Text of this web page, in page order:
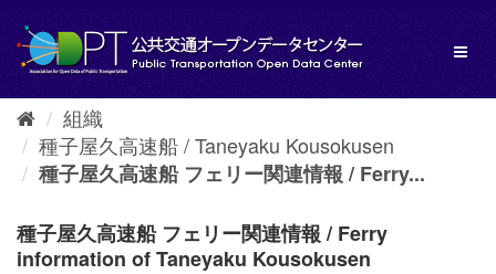
し
組織
種子屋久高速船 / Taneyaku Kousokusen
種子屋久高速船 フェリー関連情報 / Ferry...
種子屋久高速船 フェリー関連情報 / Ferry
information of Taneyaku Kousokusen